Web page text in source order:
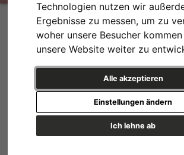
Technologien nutzen wir
Ergebnisse zu messen, um zu
woher unsere Besucher
unsere Website weiter zu
Alle akzeptieren
Ich lehne ab
Einstellungen ändern
Format